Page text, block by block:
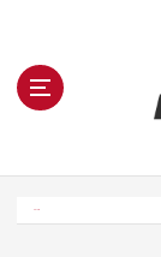
n